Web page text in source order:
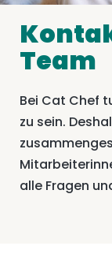
Team
Bei Cat Chef
zu sein.
alle Fragen